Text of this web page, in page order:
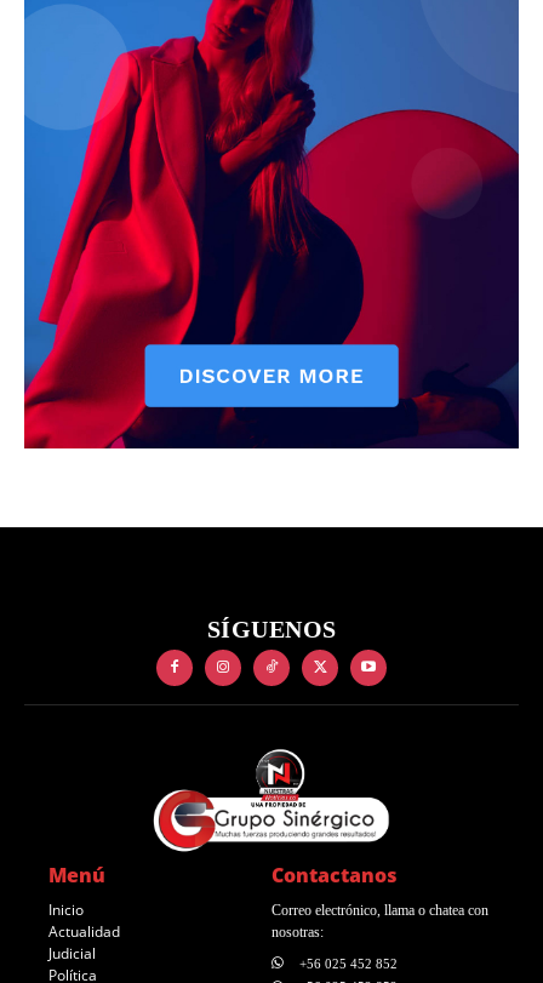
SÍGUENOS
Menú
Inicio
Actualidad
Judicial
Política
Contactanos
Correo electrónico, llama o chatea con
nosotras:
+56 025 452 852